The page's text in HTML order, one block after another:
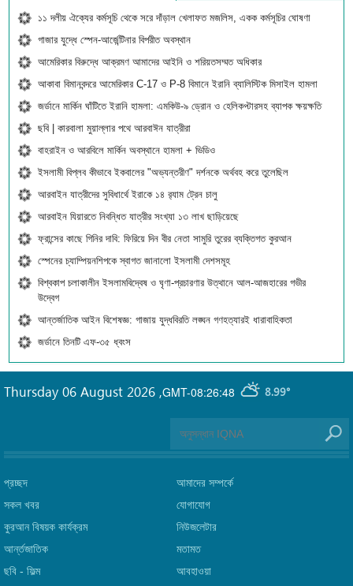
১১ দলীয় ঐক্যের কর্মসূচি থেকে সরে দাঁড়াল খেলাফত মজলিস, একক কর্মসূচির ঘোষণা
গাজার যুদ্ধে স্পেন-আর্জেন্টিনার বিপরীত অবস্থান
আমেরিকার বিরুদ্ধে আক্রমণ আমাদের আইনি ও শরিয়তসম্মত অধিকার
আকাবা বিমানবন্দরে আমেরিকার C-17 ও P-8 বিমানে ইরানি ব্যালিস্টিক মিসাইল হামলা
জর্ডানে মার্কিন ঘাঁটিতে ইরানি হামলা: এমকিউ-৯ ড্রোন ও হেলিকপ্টারসহ ব্যাপক ক্ষয়ক্ষতি
ছবি | কারবালা মুয়াল্লার পথে আরবাঈন যাত্রীরা
বাহরাইন ও আরবিলে মার্কিন অবস্থানে হামলা + ভিডিও
ইসলামী বিপ্লব কীভাবে ইকবালের "অভ্যন্তরীণ" দর্শনকে অর্থবহ করে তুলেছিল
আরবাইন যাত্রীদের সুবিধার্থে ইরাকে ১৪ র‍্যাম ট্রেন চালু
আরবাইন যিয়ারতে নিবন্ধিত যাত্রীর সংখ্যা ১৩ লাখ ছাড়িয়েছে
ফ্রান্সের কাছে গিনির দাবি: ফিরিয়ে দিন বীর নেতা সামুরি তুরের ব্যক্তিগত কুরআন
স্পেনের চ্যাম্পিয়নশিপকে স্বাগত জানালো ইসলামী দেশসমূহ
বিশ্বকাপ চলাকালীন ইসলামবিদ্বেষ ও ঘৃণা-প্রচারণার উত্থানে আল-আজহারের গভীর
উদ্বেগ
আন্তর্জাতিক আইন বিশেষজ্ঞ: গাজায় যুদ্ধবিরতি লঙ্ঘন গণহত্যারই ধারাবাহিকতা
জর্ডানে তিনটি এফ-৩৫ ধ্বংস
GMT-08:26:48 8.99°
Thursday 06 August 2026 ,
প্রচ্ছদ
সকল খবর
কুরআন বিষয়ক কার্যক্রম
আর্ন্তজাতিক
ছবি‎ - ফিল্ম
আমাদের সম্পর্কে
যোগাযোগ
নিউজলেটার
মতামত
আবহাওয়া